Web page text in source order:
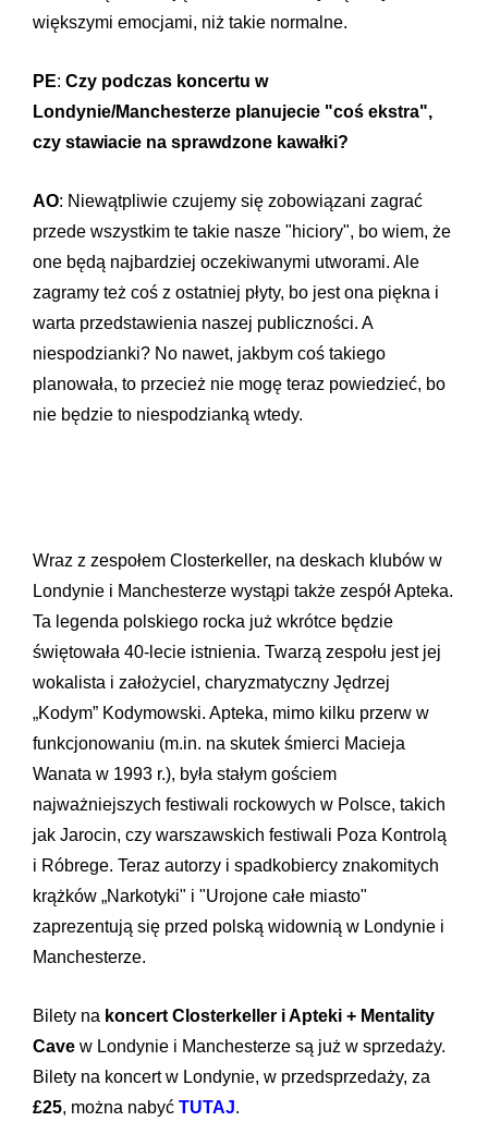
większymi emocjami, niż takie normalne.
PE: Czy podczas koncertu w
Londynie/Manchesterze planujecie "coś ekstra",
czy stawiacie na sprawdzone kawałki?
AO: Niewątpliwie czujemy się zobowiązani zagrać
przede wszystkim te takie nasze "hiciory", bo wiem, że
one będą najbardziej oczekiwanymi utworami. Ale
zagramy też coś z ostatniej płyty, bo jest ona piękna i
warta przedstawienia naszej publiczności. A
niespodzianki? No nawet, jakbym coś takiego
planowała, to przecież nie mogę teraz powiedzieć, bo
nie będzie to niespodzianką wtedy.
Wraz z zespołem Closterkeller, na deskach klubów w
Londynie i Manchesterze wystąpi także zespół Apteka.
Ta legenda polskiego rocka już wkrótce będzie
świętowała 40-lecie istnienia. Twarzą zespołu jest jej
wokalista i założyciel, charyzmatyczny Jędrzej
„Kodym” Kodymowski. Apteka, mimo kilku przerw w
funkcjonowaniu (m.in. na skutek śmierci Macieja
Wanata w 1993 r.), była stałym gościem
najważniejszych festiwali rockowych w Polsce, takich
jak Jarocin, czy warszawskich festiwali Poza Kontrolą
i Róbrege. Teraz autorzy i spadkobiercy znakomitych
krążków „Narkotyki" i "Urojone całe miasto"
zaprezentują się przed polską widownią w Londynie i
Manchesterze.
Bilety na koncert Closterkeller i Apteki + Mentality
Cave w Londynie i Manchesterze są już w sprzedaży.
Bilety na koncert w Londynie, w przedsprzedaży, za
£25, można nabyć TUTAJ.